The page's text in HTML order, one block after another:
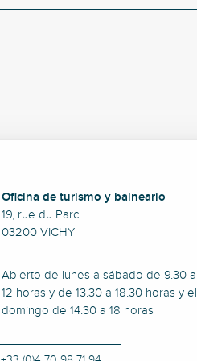
Oficina de turismo y balneario
19, rue du Parc
03200 VICHY
Abierto de lunes a sábado de 9.30 a
12 horas y de 13.30 a 18.30 horas y el
domingo de 14.30 a 18 horas